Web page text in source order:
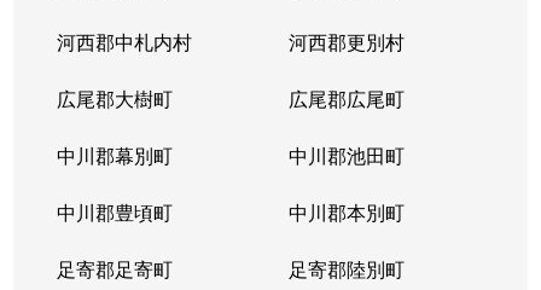
河西郡中札内村 河西郡更別村
広尾郡大樹町 広尾郡広尾町
中川郡幕別町 中川郡池田町
中川郡豊頃町 中川郡本別町
足寄郡足寄町 足寄郡陸別町